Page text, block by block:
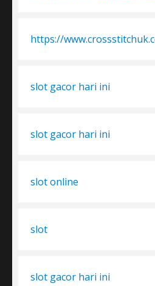
https://
slot gacor hari ini
slot gacor hari ini
slot online
slot
slot gacor hari ini